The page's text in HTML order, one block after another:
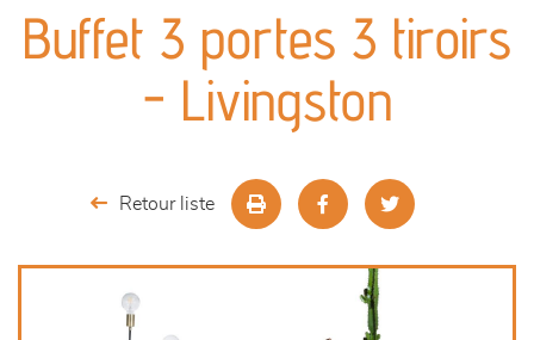
séjours
meubles de complément
décoration
Buffet 3 portes 3 tiroirs
- Livingston
Retour liste